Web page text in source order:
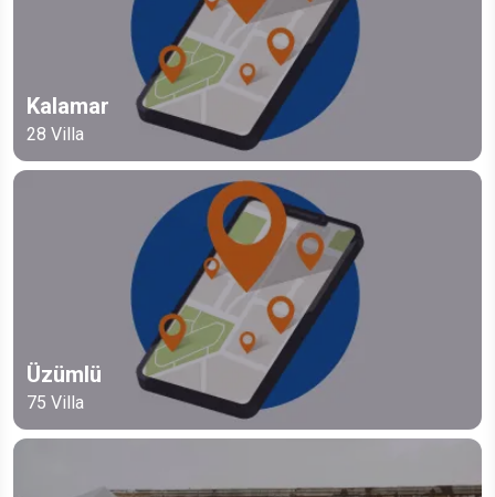
Kalamar
28 Villa
Üzümlü
75 Villa